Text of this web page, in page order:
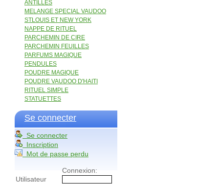
ANTILLES
MELANGE SPECIAL VAUDOO
STLOUIS ET NEW YORK
NAPPE DE RITUEL
PARCHEMIN DE CIRE
PARCHEMIN FEUILLES
PARFUMS MAGIQUE
PENDULES
POUDRE MAGIQUE
POUDRE VAUDOO D'HAITI
RITUEL SIMPLE
STATUETTES
Se connecter
Se connecter
Inscription
Mot de passe perdu
Connexion:
Utilisateur